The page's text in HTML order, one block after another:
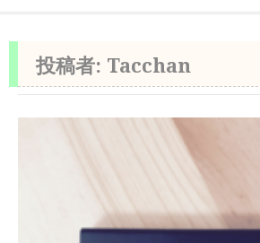
投稿者: Tacchan